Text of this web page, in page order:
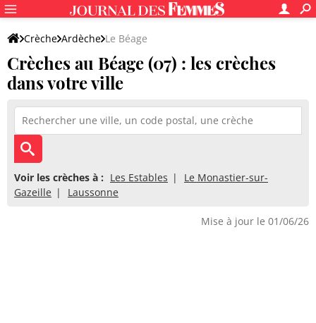
Crèche Ardèche Le Béage
Crèches au Béage (07) : les crèches
dans votre ville
Voir les crèches à : Les Estables
Le Monastier-sur-
Gazeille
Laussonne
Mise à jour le 01/06/26